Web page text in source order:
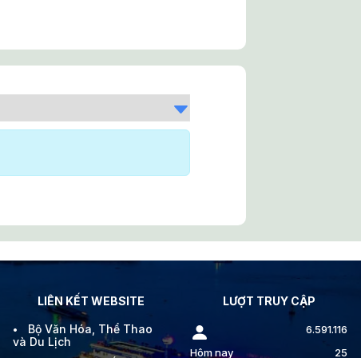
LIÊN KẾT WEBSITE
Bộ Văn Hóa, Thể Thao
và Du Lịch
LƯỢT TRUY CẬP
6.591.116
Hôm nay
25